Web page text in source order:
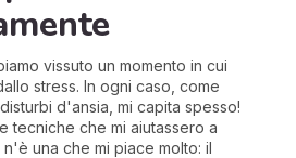
vissuto un momento in cui
stress. In ogni caso, come
d'ansia, mi capita spesso!
tecniche che mi aiutassero a
una che mi piace molto: il